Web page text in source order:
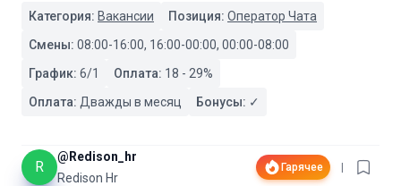
Категория: Вакансии Позиция: Оператор Чата
Смены: 08:00-16:00, 16:00-00:00, 00:00-08:00
График: 6/1 Оплата: 18 - 29%
Оплата: Дважды в месяц Бонусы: ✓
R
@ Redison_hr
Redison Hr
Гарячее